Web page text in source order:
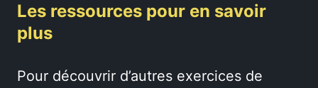
Les ressources pour en savoir
plus
Pour découvrir d’autres exercices de